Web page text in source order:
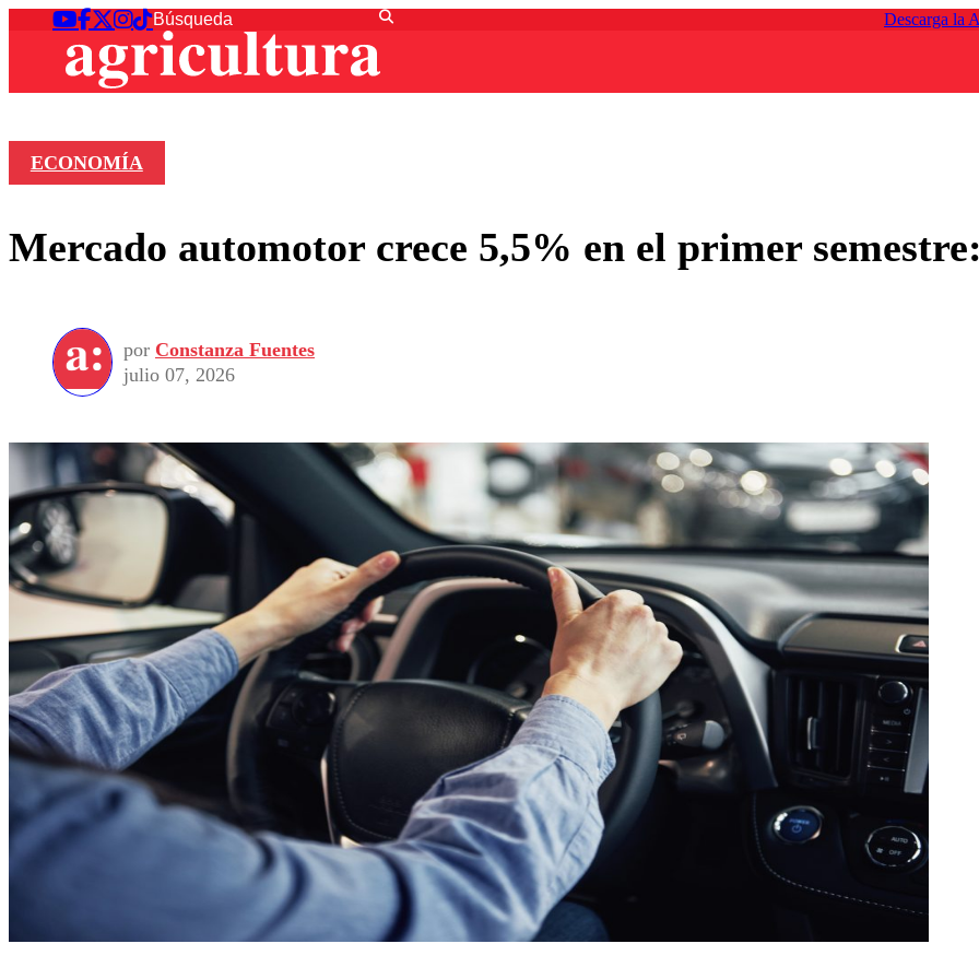
Descarga la
ECONOMÍA
Mercado automotor crece 5,5% en el primer
por Constanza Fuentes
julio 07, 2026